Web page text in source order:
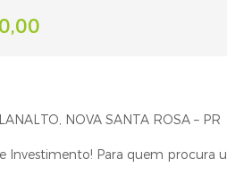
NOVA SANTA ROSA – PR
Investimento! Para quem